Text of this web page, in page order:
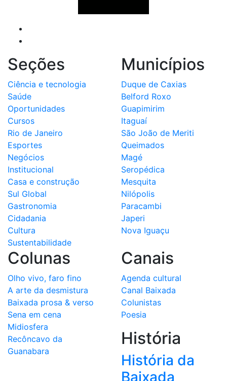
Seções
Ciência e tecnologia
Saúde
Oportunidades
Cursos
Rio de Janeiro
Esportes
Negócios
Institucional
Casa e construção
Sul Global
Gastronomia
Cidadania
Cultura
Sustentabilidade
Municípios
Duque de Caxias
Belford Roxo
Guapimirim
Itaguaí
São João de Meriti
Queimados
Magé
Seropédica
Mesquita
Nilópolis
Paracambi
Japeri
Nova Iguaçu
Colunas
Olho vivo, faro fino
A arte da desmistura
Baixada prosa & verso
Sena em cena
Midiosfera
Recôncavo da
Guanabara
Canais
Agenda cultural
Canal Baixada
Colunistas
Poesia
História
História da
Baixada